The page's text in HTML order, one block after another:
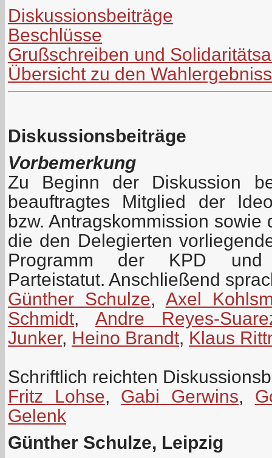
Diskussionsbeiträge
Beschlüsse
Grußschreiben und
Übersicht zu den
Diskussionsbeiträge
Vorbemerkung
Zu Beginn der Diskussion
beauftragtes Mitglied der
bzw. Antragskommission sowie
die den Delegierten
Programm der KPD und
Parteistatut. Anschließend
Günther Schulze, Axel
Schmidt, Andre Reyes-
Junker, Heino Brandt, Klaus
Schriftlich reichten
Fritz Lohse, Gabi Gerwins,
Gelenk
Günther Schulze, Leipzig